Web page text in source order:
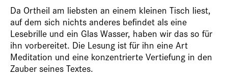
Da Ortheil am liebsten an einem kleinen Tisch liest,
auf dem sich nichts anderes befindet als eine
Lesebrille und ein Glas Wasser, haben wir das so für
ihn vorbereitet. Die Lesung ist für ihn eine Art
Meditation und eine konzentrierte Vertiefung in den
Zauber seines Textes.